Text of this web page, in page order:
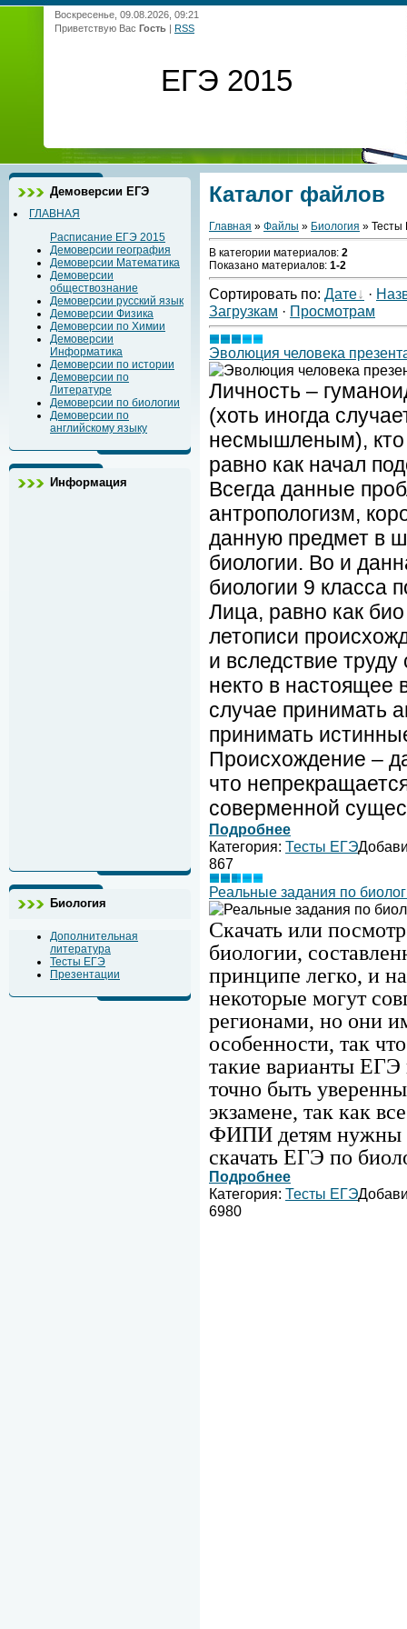
Воскресенье, 09.08.2026, 09:21
Приветствую Вас Гость | RSS
ЕГЭ 2015
Демоверсии ЕГЭ
ГЛАВНАЯ
Расписание ЕГЭ 2015
Демоверсии география
Демоверсии Математика
Демоверсии
обществознание
Демоверсии русский язык
Демоверсии Физика
Демоверсии по Химии
Демоверсии
Информатика
Демоверсии по истории
Демоверсии по
Литературе
Демоверсии по биологии
Демоверсии по
английскому языку
Информация
Биология
Дополнительная
литература
Тесты ЕГЭ
Презентации
Каталог файлов
Главная » Файлы » Биология » Тесты
В категории материалов: 2
Показано материалов: 1-2
Сортировать по: Дате ·
Загрузкам · Просмотрам
Эволюция человека
Личность –
(хоть иногда
несмышленым), кто
равно как начал
Всегда данные
антропологизм,
данную предмет в
биологии. Во и
биологии 9 класса
Лица, равно как
летописи
и вследствие
некто в настоящее
случае принимать
принимать
Происхождение –
что
соверменной
Подробнее
Категория: Тесты ЕГЭ
867
Реальные задания по
Скачать или
биологии,
принципе легко, и
некоторые могут
регионами, но они
особенности, так
такие варианты
точно быть
экзамене, так как
ФИПИ детям нужны
скачать ЕГЭ по
Подробнее
Категория: Тесты ЕГЭ
6980